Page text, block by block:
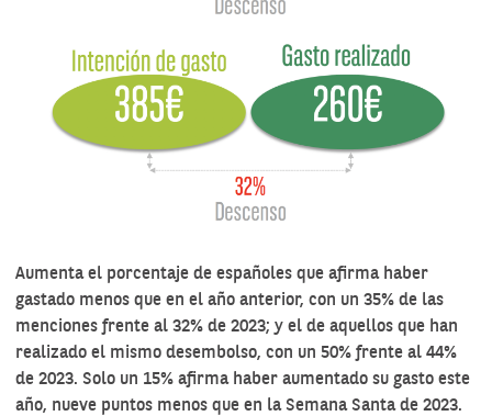
Aumenta el porcentaje de españoles que afirma haber
gastado menos que en el año anterior, con un 35% de las
menciones frente al 32% de 2023; y el de aquellos que han
realizado el mismo desembolso, con un 50% frente al 44%
de 2023. Solo un 15% afirma haber aumentado su gasto este
año, nueve puntos menos que en la Semana Santa de 2023.